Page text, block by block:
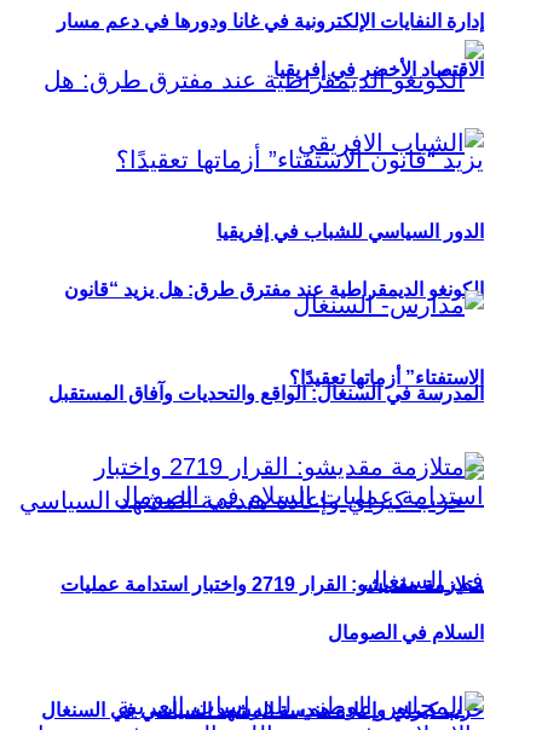
الكونغو الديمقراطية عند مفترق طرق: هل يزيد “قانون
الاستفتاء” أزماتها تعقيدًا؟
حزب كيراي وإعادة هندسة المشهد السياسي في السنغال
إدارة النفايات الإلكترونية في غانا ودورها في دعم مسار
الاقتصاد الأخضر في إفريقيا
الدور السياسي للشباب في إفريقيا
المدرسة في السنغال: الواقع والتحديات وآفاق المستقبل
متلازمة مقديشو: القرار 2719 واختبار استدامة عمليات
السلام في الصومال